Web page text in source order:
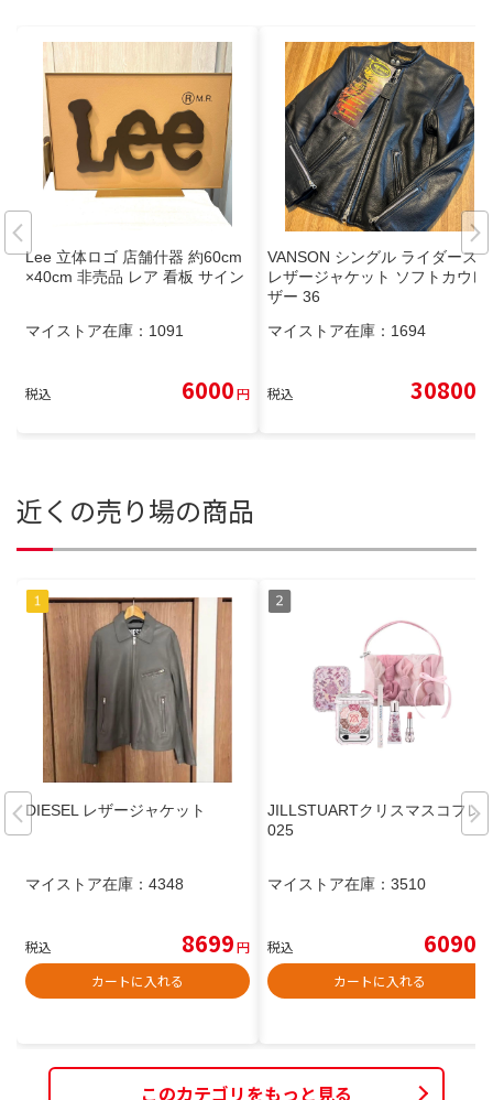
Lee 立体ロゴ 店舗什器 約60cm
×40cm 非売品 レア 看板 サイン
マイストア在庫： 1091
税込 6000円
VANSON シングル ライダース
レザージャケット ソフトカウレ
ザー 36
マイストア在庫： 1694
税込 30800
近くの売り場の商品
DIESEL レザージャケット
マイストア在庫： 4348
税込 8699円
カートに入れる
JILLSTUARTクリスマスコフレ2
025
マイストア在庫： 3510
税込 6090
カートに入れる
このカテゴリをもっと見る